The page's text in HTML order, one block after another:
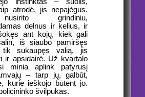
atrodė, jis nepajėgus.
grindiniu,
delnus ir kelius, ir
ant kojų, kiek gali
iš siaubo pamiršęs
sukaupęs valią, jis
ir apsidairė. Už kvartalo
minia aplink patyrusį
– tarp jų, galbūt,
kurie ieškojo būtent jo.
švilpukas.